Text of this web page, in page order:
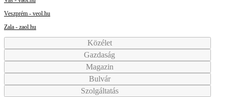
Veszprém - veol.hu
Zala - zaol.hu
Közélet
Gazdaság
Magazin
Bulvár
Szolgáltatás